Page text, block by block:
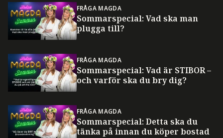
FRÅGA MAGDA
Sommarspecial: Vad ska man
plugga till?
FRÅGA MAGDA
Sommarspecial: Vad är STIBOR –
och varför ska du bry dig?
FRÅGA MAGDA
Sommarspecial: Detta ska du
tänka på innan du köper bostad